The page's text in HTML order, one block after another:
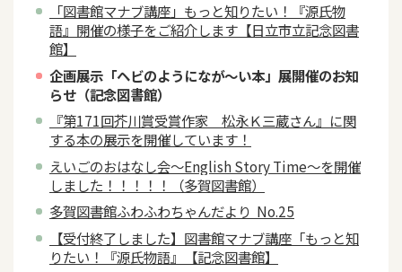
「図書館マナブ講座」もっと知りたい！『源氏物
語』開催の様子をご紹介します【日立市立記念図書
館】
企画展示「ヘビのようになが～い本」展開催のお知
らせ（記念図書館）
『第171回芥川賞受賞作家 松永Ｋ三蔵さん』に関
する本の展示を開催しています！
えいごのおはなし会～English Story Time～を開催
しました！！！！！（多賀図書館）
多賀図書館ふわふわちゃんだより No.25
【受付終了しました】図書館マナブ講座「もっと知
りたい！『源氏物語』【記念図書館】